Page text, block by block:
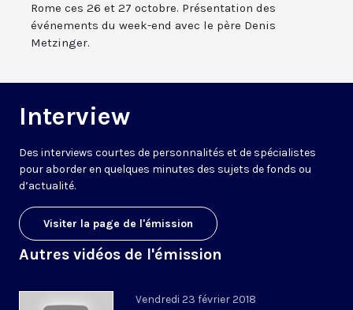
Rome ces 26 et 27 octobre. Présentation des
événements du week-end avec le père Denis
Metzinger.
Interview
Des interviews courtes de personnalités et de spécialistes
pour aborder en quelques minutes des sujets de fonds ou
d’actualité.
Visiter la page de l'émission
Autres vidéos de l'émission
Vendredi 23 février 2018